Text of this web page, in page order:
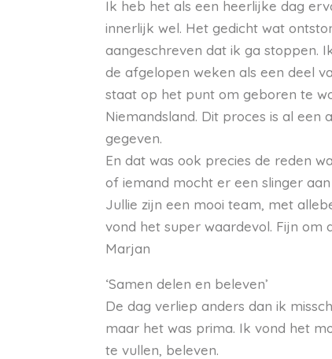
Ik heb het als een heerlijke dag
innerlijk wel. Het gedicht wat
aangeschreven dat ik ga stoppen.
de afgelopen weken als een deel
staat op het punt om geboren te
Niemandsland. Dit proces is al
gegeven.
En dat was ook precies de reden
of iemand mocht er een slinger
Jullie zijn een mooi team, met
vond het super waardevol. Fijn om
Marjan
‘Samen delen en beleven’
De dag verliep anders dan ik
maar het was prima. Ik vond het
te vullen, beleven.